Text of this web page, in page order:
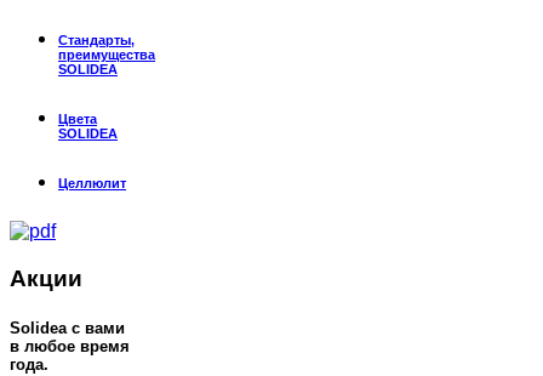
Стандарты,
преимущества
SOLIDEA
Цвета
SOLIDEA
Целлюлит
Акции
Solidea c вами
в любое время
года.